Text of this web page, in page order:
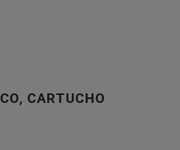
CARTUCHO